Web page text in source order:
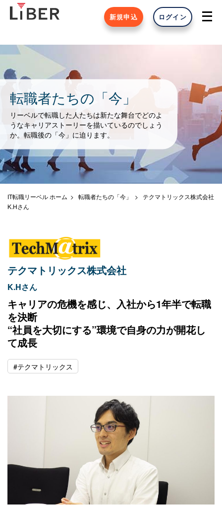
新規申込 ログイン
転職者たちの「今」
リーベルで転職した人たちは新たな舞台でどのよ
うなキャリアストーリーを描いているのでしょう
か。転職後の「今」に迫ります。
IT転職リーベル ホーム 転職者たちの「今」
テクマトリックス株式会社
K.Hさん
テクマトリックス株式会社
K.Hさん
キャリアの危機を感じ、入社から1年半で転職
を決断
“社員を大切にする”環境で自身の力が開花し
て成長
#テクマトリックス